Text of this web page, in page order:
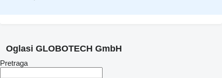
Oglasi GLOBOTECH GmbH
Pretraga